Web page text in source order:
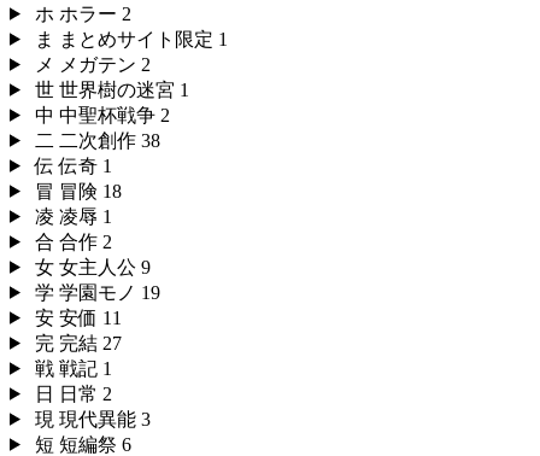
ホ ホラー 2
ま
まとめサイト限定 1
メ
メガテン 2
世 世界樹の迷宮 1
中 中聖杯戦争 2
二 二次創作 38
伝伝奇 1
冒 冒険 18
凌 凌辱 1
合 合作 2
女 女主人公 9
学 学園モノ 19
安 安価 11
完 完結 27
戦 戦記 1
日
日常 2
現 現代異能 3
短 短編祭 6